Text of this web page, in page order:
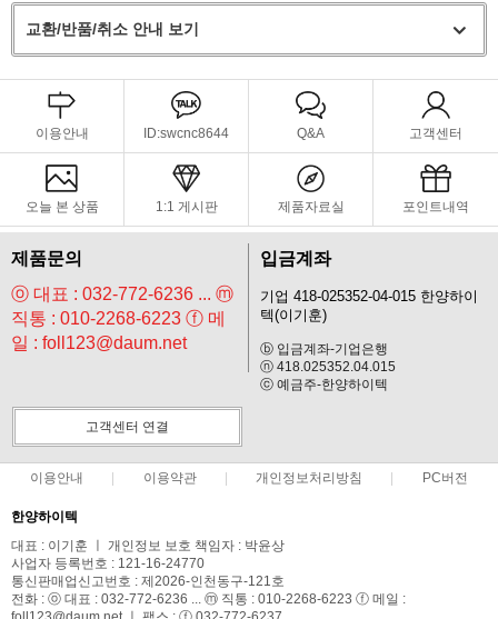
교환/반품/취소 안내 보기
이용안내 ID:swcnc8644 Q&A 고객센터
오늘 본 상품 1:1 게시판 제품자료실 포인트내역
제품문의
ⓞ 대표 : 032-772-6236 ... ⓜ
직통 : 010-2268-6223 ⓕ 메
일 : foll123@daum.net
입금계좌
기업 418-025352-04-015 한양하이
텍(이기훈)
ⓑ 입금계좌-기업은행
ⓝ 418.025352.04.015
ⓒ 예금주-한양하이텍
고객센터 연결
이용안내 이용약관 개인정보처리방침 PC버전
한양하이텍
대표 : 이기훈 ㅣ 개인정보 보호 책임자 : 박윤상
사업자 등록번호 : 121-16-24770
통신판매업신고번호 : 제2026-인천동구-121호
전화 : ⓞ 대표 : 032-772-6236 ... ⓜ 직통 : 010-2268-6223 ⓕ 메일 :